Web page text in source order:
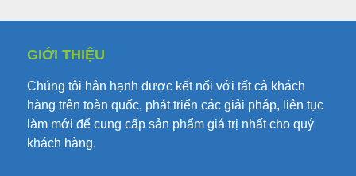
GIỚI THIỆU
Chúng tôi hân hạnh được kết nối với tất cả khách
hàng trên toàn quốc, phát triển các giải pháp, liên tục
làm mới để cung cấp sản phẩm giá trị nhất cho quý
khách hàng.